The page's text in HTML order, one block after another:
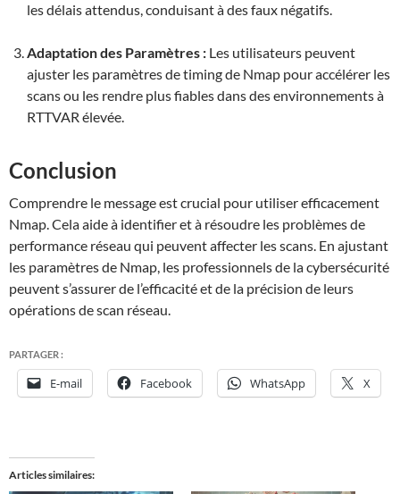
les délais attendus, conduisant à des faux négatifs.
Adaptation des Paramètres : Les utilisateurs peuvent
ajuster les paramètres de timing de Nmap pour accélérer les
scans ou les rendre plus fiables dans des environnements à
RTTVAR élevée.
Conclusion
Comprendre le message est crucial pour utiliser efficacement
Nmap. Cela aide à identifier et à résoudre les problèmes de
performance réseau qui peuvent affecter les scans. En ajustant
les paramètres de Nmap, les professionnels de la cybersécurité
peuvent s’assurer de l’efficacité et de la précision de leurs
opérations de scan réseau.
PARTAGER :
E-mail Facebook WhatsApp X
Articles similaires